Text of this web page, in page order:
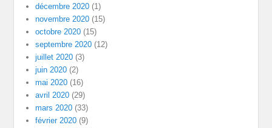
décembre 2020 (1)
novembre 2020 (15)
octobre 2020 (15)
septembre 2020 (12)
juillet 2020 (3)
juin 2020 (2)
mai 2020 (16)
avril 2020 (29)
mars 2020 (33)
février 2020 (9)